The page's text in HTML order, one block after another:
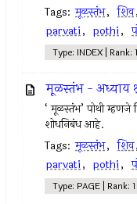
Tags: मूळस्तंभ, शिव,
parvati, pothi,
Type: INDEX |
मूळस्तंभ - अध्याय १
‘ मूळस्तंभ’ पोथी म्हणजे
शोधनिबंध आहे.
Tags: मूळस्तंभ, शिव,
parvati, pothi,
Type: PAGE | Rank: